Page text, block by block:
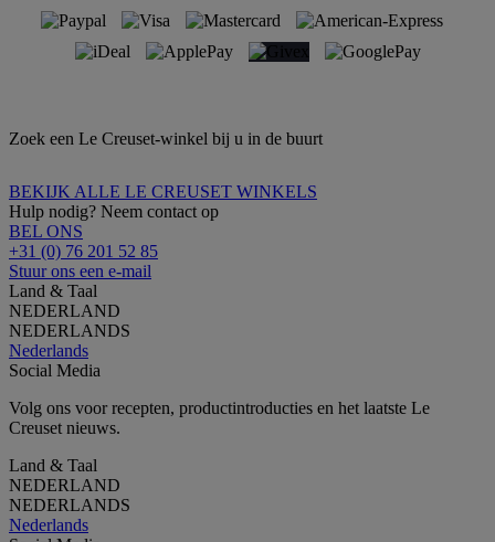
Zoek een Le Creuset-winkel bij u in de buurt
BEKIJK ALLE LE CREUSET WINKELS
Hulp nodig? Neem contact op
BEL ONS
+31 (0) 76 201 52 85
Stuur ons een e-mail
Land & Taal
NEDERLAND
NEDERLANDS
Nederlands
Social Media
Volg ons voor recepten, productintroducties en het laatste Le
Creuset nieuws.
Land & Taal
NEDERLAND
NEDERLANDS
Nederlands